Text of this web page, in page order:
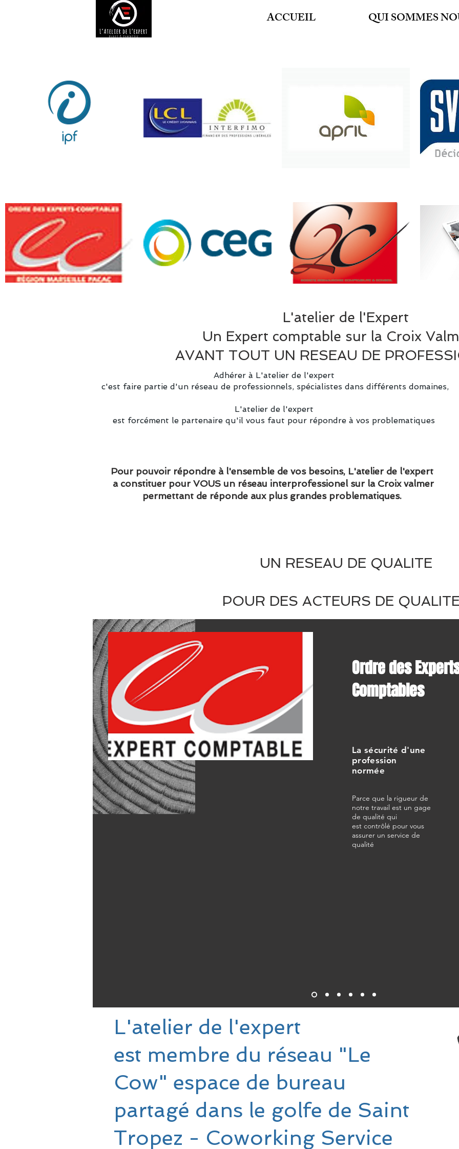
ACCUEIL QUI SOMMES
L'atelier de l'Expert
Un Expert comptable sur la Croix
AVANT TOUT UN RESEAU DE
Adhérer à L'atelier de l'expert
c'est faire partie d'un réseau de professionnels, spécialistes dans différents domaines,
L'atelier de l'expert
est forcément le partenaire qu'il vous faut pour répondre à vos problematiques
Pour pouvoir répondre à l'ensemble de vos besoins, L'atelier de l'expert
a constituer pour VOUS un réseau interprofessionel sur la Croix valmer
permettant de réponde aux plus grandes problematiques.
UN RESEAU DE QUALITE
POUR DES ACTEURS DE
Ordre des
Comptables
La sécurité d'une
profession
normée
Parce que la rigueur de
notre travail est un gage
de qualité qui
est contrôlé pour vous
assurer un service de
qualité
L'atelier de l'expert
est membre du réseau "Le
Cow" espace de bureau
partagé dans le golfe de Saint
Tropez - Coworking Service